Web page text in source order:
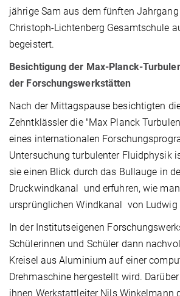
jährige Sam aus dem fünften Jahrgang
Christoph-Lichtenberg Gesamtschule
begeistert.
Besichtigung der Max-Planck-
der Forschungswerkstätten
Nach der Mittagspause besichtigten
Zehntklässler die "Max Planck
eines internationalen
Untersuchung turbulenter Fluidphysik
sie einen Blick durch das Bullauge in
Druckwindkanal und erfuhren, wie
ursprünglichen Windkanal von Ludwig
In der Institutseigenen
Schülerinnen und Schüler dann
Kreisel aus Aluminium auf einer
Drehmaschine hergestellt wird.
ihnen Werkstattleiter Nils Winkelmann